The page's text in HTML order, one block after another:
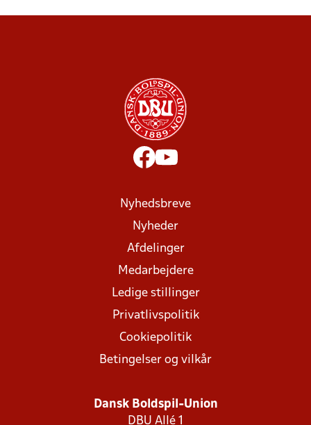
Nyhedsbreve
Nyheder
Afdelinger
Medarbejdere
Ledige stillinger
Privatlivspolitik
Cookiepolitik
Betingelser og vilkår
Dansk Boldspil-Union
DBU Allé 1